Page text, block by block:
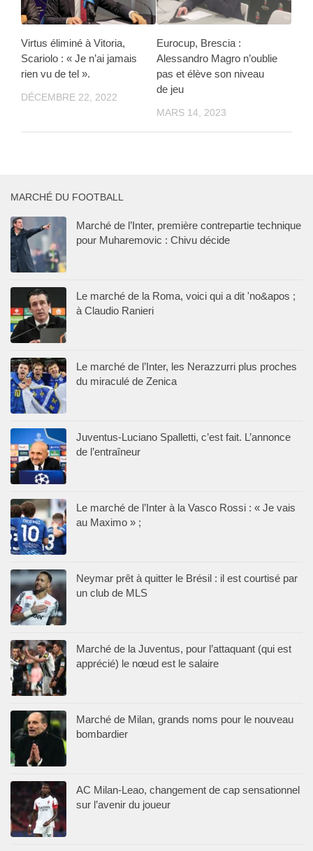
Virtus éliminé à Vitoria,
Scariolo : « Je n’ai jamais
rien vu de tel ».
DÉCEMBRE 22, 2022
Eurocup, Brescia :
Alessandro Magro n’oublie
pas et élève son niveau
de jeu
MARS 14, 2023
MARCHÉ DU FOOTBALL
Marché de l’Inter, première contrepartie technique
pour Muharemovic : Chivu décide
Le marché de la Roma, voici qui a dit 'no&apos ;
à Claudio Ranieri
Le marché de l’Inter, les Nerazzurri plus proches
du miraculé de Zenica
Juventus-Luciano Spalletti, c’est fait. L’annonce
de l’entraîneur
Le marché de l’Inter à la Vasco Rossi : « Je vais
au Maximo » ;
Neymar prêt à quitter le Brésil : il est courtisé par
un club de MLS
Marché de la Juventus, pour l’attaquant (qui est
apprécié) le nœud est le salaire
Marché de Milan, grands noms pour le nouveau
bombardier
AC Milan-Leao, changement de cap sensationnel
sur l’avenir du joueur